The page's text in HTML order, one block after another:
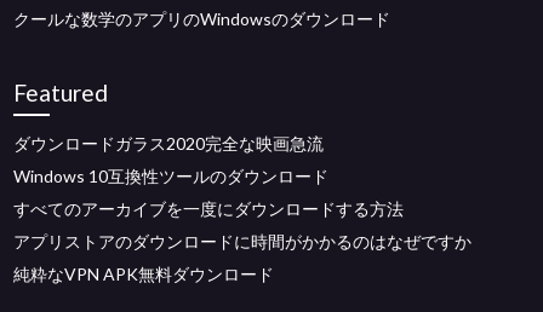
クールな数学のアプリのWindowsのダウンロード
Featured
ダウンロードガラス2020完全な映画急流
Windows 10互換性ツールのダウンロード
すべてのアーカイブを一度にダウンロードする方法
アプリストアのダウンロードに時間がかかるのはなぜですか
純粋なVPN APK無料ダウンロード